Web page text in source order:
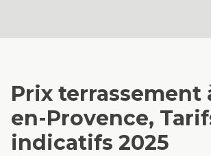
Prix terrassement
en-Provence,
indicatifs 2025